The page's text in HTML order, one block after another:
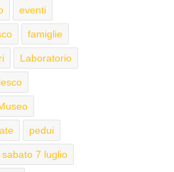
eventi
famiglie
Laboratorio
pedui
sabato 7 luglio